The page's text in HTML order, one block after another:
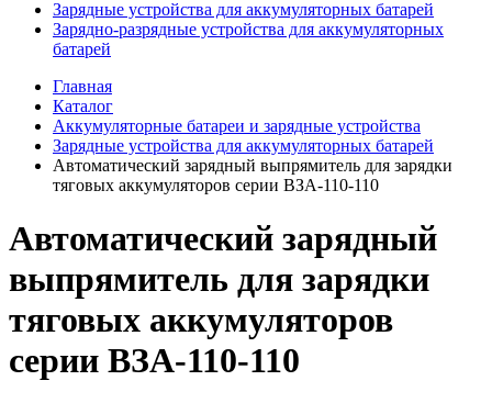
Зарядные устройства для аккумуляторных батарей
Зарядно-разрядные устройства для аккумуляторных
батарей
Главная
Каталог
Аккумуляторные батареи и зарядные устройства
Зарядные устройства для аккумуляторных батарей
Автоматический зарядный выпрямитель для зарядки
тяговых аккумуляторов серии ВЗА-110-110
Автоматический зарядный
выпрямитель для зарядки
тяговых аккумуляторов
серии ВЗА-110-110